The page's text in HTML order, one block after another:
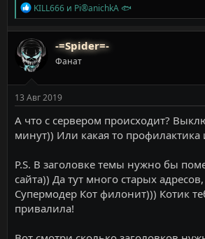
Р
е
а
к
ц
и
и
KILL666 и Pi®anichkA 🐟
-=Spider=-
Фанат
13 Авг 2019
А что с сервером происходит?
минут)) Или какая то профилактика
P.S. В заголовке темы нужно бы
сайта)) Да тут много старых
Супермодер Кот филонит))) Котик
привалила!